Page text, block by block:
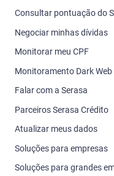
Consultar pontuação do
Negociar minhas dívidas
Monitorar meu CPF
Monitoramento Dark Web
Falar com a Serasa
Parceiros Serasa Crédito
Atualizar meus dados
Soluções para empresas
Soluções para grandes